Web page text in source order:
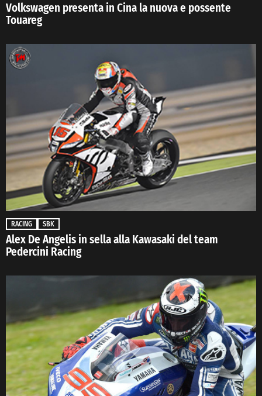
Volkswagen presenta in Cina la nuova e possente
Touareg
RACING SBK
Alex De Angelis in sella alla Kawasaki del team
Pedercini Racing